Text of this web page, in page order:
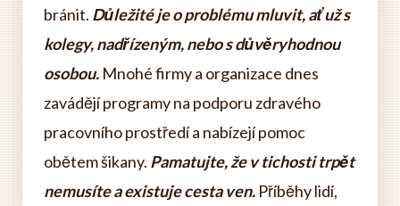
bránit. Důležité je o problému mluvit, ať už s
kolegy, nadřízeným, nebo s důvěryhodnou
osobou. Mnohé firmy a organizace dnes
zavádějí programy na podporu zdravého
pracovního prostředí a nabízejí pomoc
obětem šikany. Pamatujte, že v tichosti trpět
nemusíte a existuje cesta ven. Příběhy lidí,